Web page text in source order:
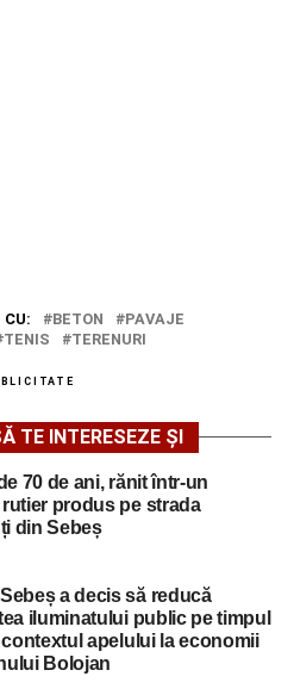
CU: BETON
PAVAJE
TENIS TERENURI
TE INTERESEZE ȘI
70 de ani, rănit într-un
produs pe strada
din Sebeș
a decis să reducă
iluminatului public pe timpul
apelului la economii
Bolojan